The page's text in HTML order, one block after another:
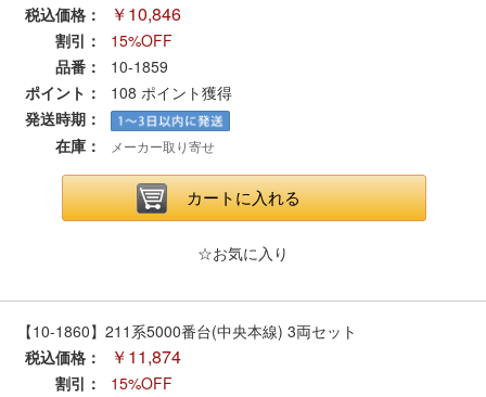
中国・四国
お役立ち情報
鉄道模型の情報 商品レビュー
Infomation
ご注文方法
税込価格：
￥10,846
割引：
15%OFF
品番：
10-1859
ポイント：
108 ポイント獲得
発送時期：
在庫：
メーカー取り寄せ
カートに入れる
☆お気に入り
【10-1860】211系5000番台(中央本線) 3両セット
税込価格：
￥11,874
割引：
15%OFF